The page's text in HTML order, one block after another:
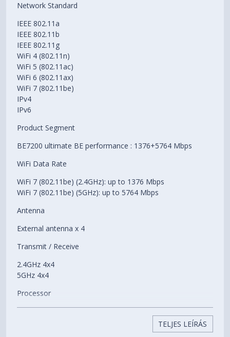
Network Standard
IEEE 802.11a
IEEE 802.11b
IEEE 802.11g
WiFi 4 (802.11n)
WiFi 5 (802.11ac)
WiFi 6 (802.11ax)
WiFi 7 (802.11be)
IPv4
IPv6
Product Segment
BE7200 ultimate BE performance : 1376+5764 Mbps
WiFi Data Rate
WiFi 7 (802.11be) (2.4GHz): up to 1376 Mbps
WiFi 7 (802.11be) (5GHz): up to 5764 Mbps
Antenna
External antenna x 4
Transmit / Receive
2.4GHz 4x4
5GHz 4x4
Processor
2.6GHz quad-core processor
TELJES LEÍRÁS